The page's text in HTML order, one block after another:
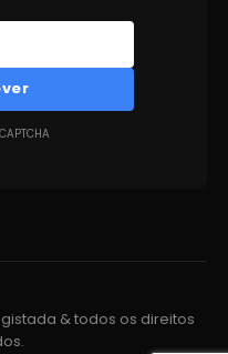
& todos os direitos